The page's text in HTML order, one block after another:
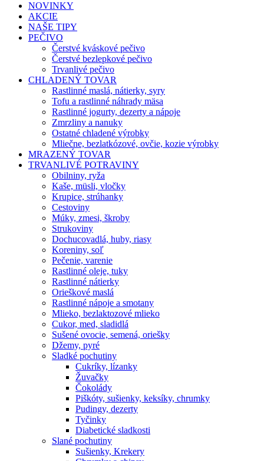
NOVINKY
AKCIE
NAŠE TIPY
PEČIVO
Čerstvé kváskové pečivo
Čerstvé bezlepkové pečivo
Trvanlivé pečivo
CHLADENÝ TOVAR
Rastlinné maslá, nátierky, syry
Tofu a rastlinné náhrady mäsa
Rastlinné jogurty, dezerty a nápoje
Zmrzliny a nanuky
Ostatné chladené výrobky
Mliečne, bezlatkózové, ovčie, kozie výrobky
MRAZENÝ TOVAR
TRVANLIVÉ POTRAVINY
Obilniny, ryža
Kaše, müsli, vločky
Krupice, strúhanky
Cestoviny
Múky, zmesi, škroby
Strukoviny
Dochucovadlá, huby, riasy
Koreniny, soľ
Pečenie, varenie
Rastlinné oleje, tuky
Rastlinné nátierky
Orieškové maslá
Rastlinné nápoje a smotany
Mlieko, bezlaktozové mlieko
Cukor, med, sladidlá
Sušené ovocie, semená, oriešky
Džemy, pyré
Sladké pochutiny
Cukríky, lízanky
Žuvačky
Čokolády
Piškóty, sušienky, keksíky, chrumky
Pudingy, dezerty
Tyčinky
Diabetické sladkosti
Slané pochutiny
Sušienky, Krekery